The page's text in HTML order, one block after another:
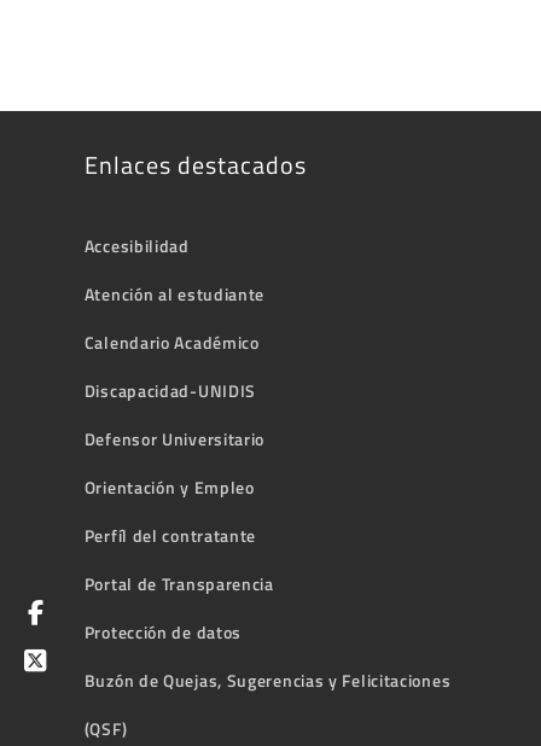
Enlaces destacados
Accesibilidad
Atención al estudiante
Calendario Académico
Discapacidad-UNIDIS
Defensor Universitario
Orientación y Empleo
Perfíl del contratante
Portal de Transparencia
Protección de datos
Buzón de Quejas, Sugerencias y Felicitaciones
(QSF)